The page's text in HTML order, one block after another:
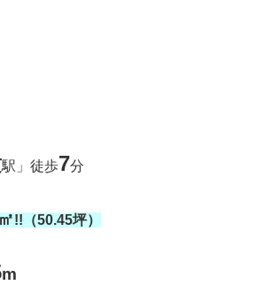
駅」徒歩7分
!!（50.45坪）
m